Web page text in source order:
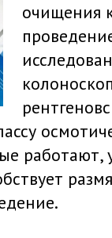
очищения
работают,